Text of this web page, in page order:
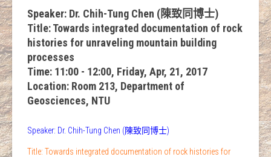
Speaker: Dr. Chih-Tung Chen (陳致同博士)
Title: Towards integrated documentation of rock
histories for unraveling mountain building
processes
Time: 11:00 - 12:00, Friday, Apr, 21, 2017
Location: Room 213, Department of
Geosciences, NTU
Speaker: Dr. Chih-Tung Chen (陳致同博士)
Title: Towards integrated documentation of rock histories for